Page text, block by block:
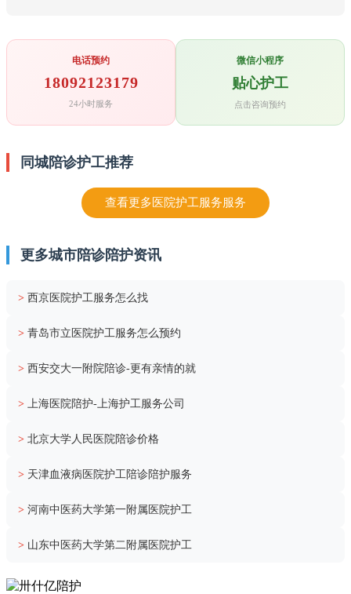
电话预约
18092123179
24小时服务
微信小程序
贴心护工
点击咨询预约
同城陪诊护工推荐
查看更多医院护工服务服务
更多城市陪诊陪护资讯
> 西京医院护工服务怎么找
> 青岛市立医院护工服务怎么预约
> 西安交大一附院陪诊-更有亲情的就
> 上海医院陪护-上海护工服务公司
> 北京大学人民医院陪诊价格
> 天津血液病医院护工陪诊陪护服务
> 河南中医药大学第一附属医院护工
> 山东中医药大学第二附属医院护工